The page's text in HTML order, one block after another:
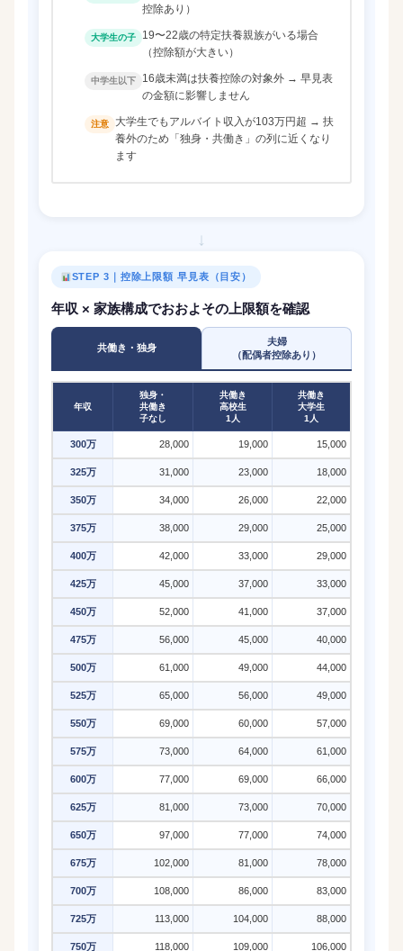
控除あり）
大学生の子
19〜22歳の特定扶養親族がいる場合
（控除額が大きい）
中学生以下
16歳未満は扶養控除の対象外 → 早見表
の金額に影響しません
注意
大学生でもアルバイト収入が103万円超 → 扶
養外のため「独身・共働き」の列に近くなり
ます
↓
STEP 3｜控除上限額 早見表（目安）
年収 × 家族構成でおおよその上限額を確認
共働き・独身
夫婦
（配偶者控除あり）
年収
独身・
共働き
子なし
共働き
高校生
1人
共働き
大学生
1人
300万 28,000 19,000 15,000
325万 31,000 23,000 18,000
350万 34,000 26,000 22,000
375万 38,000 29,000 25,000
400万 42,000 33,000 29,000
425万 45,000 37,000 33,000
450万 52,000 41,000 37,000
475万 56,000 45,000 40,000
500万 61,000 49,000 44,000
525万 65,000 56,000 49,000
550万 69,000 60,000 57,000
575万 73,000 64,000 61,000
600万 77,000 69,000 66,000
625万 81,000 73,000 70,000
650万 97,000 77,000 74,000
675万 102,000 81,000 78,000
700万 108,000 86,000 83,000
725万 113,000 104,000 88,000
750万 118,000 109,000 106,000